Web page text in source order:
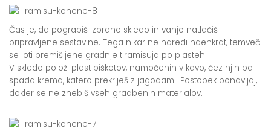
Čas je, da pograbiš izbrano skledo in vanjo natlačiš
pripravljene sestavine. Tega nikar ne naredi naenkrat, temveč
se loti premišljene gradnje tiramisuja po plasteh.
V skledo položi plast piškotov, namočenih v kavo, čez njih pa
spada krema, katero prekriješ z jagodami. Postopek ponavljaj,
dokler se ne znebiš vseh gradbenih materialov.